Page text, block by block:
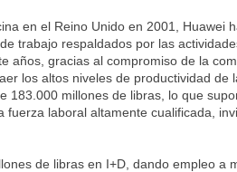
en el Reino Unido en 2001, Huawei
trabajo respaldados por las
años, gracias al compromiso de la
los altos niveles de productividad
183.000 millones de libras, lo que
fuerza laboral altamente cualificada,
de libras en I+D, dando empleo a